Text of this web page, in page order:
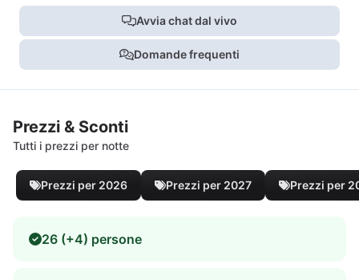
Avvia chat dal vivo
Domande frequenti
Prezzi & Sconti
Tutti i prezzi per notte
Prezzi per 2026 Prezzi per 2027 Prezzi per
26 (+4) persone